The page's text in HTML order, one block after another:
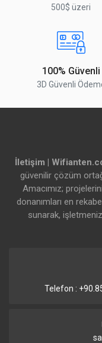
500$ üzeri
100% Güvenli
3D Güvenli
İletişim |
güvenilir çözüm
Amacımız;
donanımları en
sunarak,
Telefon :